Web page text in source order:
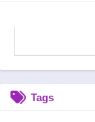
第12.1話
Tags